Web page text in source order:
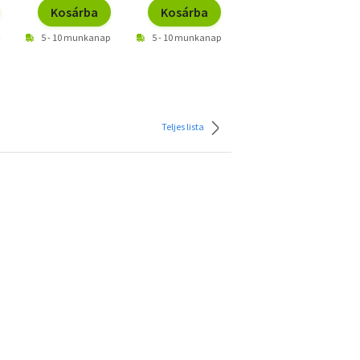
Kosárba
5 - 10 munkanap
Kosárba
5 - 10 munkanap
Teljes lista